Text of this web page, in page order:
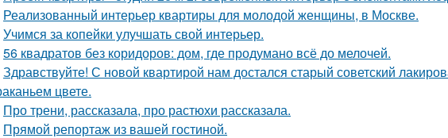
Реализованный интерьер квартиры для молодой женщины, в Москве.
Учимся за копейки улучшать свой интерьер.
56 квадратов без коридоров: дом, где продумано всё до мелочей.
Здравствуйте! С новой квартирой нам достался старый советский
цвете.
Про трени, рассказала, про растюхи рассказала.
Прямой репортаж из вашей гостиной.